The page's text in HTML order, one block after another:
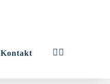
Kontakt linkedin
youtube